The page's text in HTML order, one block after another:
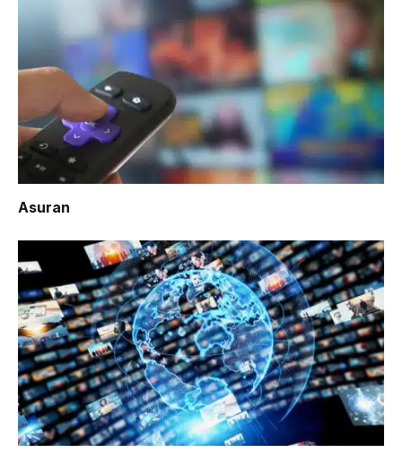
Asuran